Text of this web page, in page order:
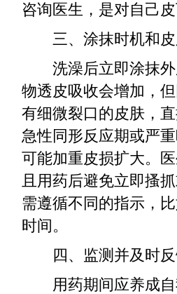
咨询医生，是对自己皮
三、涂抹时机和皮
洗澡后立即涂抹外
物透皮吸收会增加，
有细微裂口的皮肤，
急性同形反应期或严
可能加重皮损扩大。
且用药后避免立即搔
需遵循不同的指示，
时间。
四、监测并及时反
用药期间应养成自